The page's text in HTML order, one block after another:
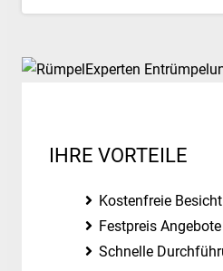
IHRE VORTEILE
Kostenfreie
Festpreis Angebote
Schnelle